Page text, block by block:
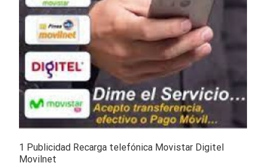
1 Publicidad Recarga telefónica Movistar Digitel
Movilnet